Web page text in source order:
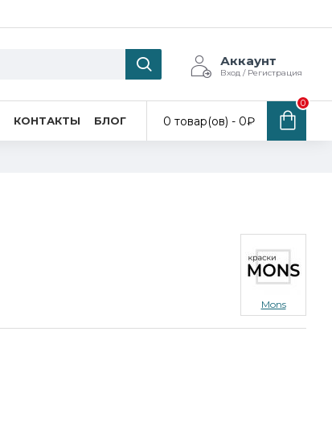
Аккаунт
Вход / Регистрация
КОНТАКТЫ БЛОГ 0 товар(ов) - 0₽
0
Mons